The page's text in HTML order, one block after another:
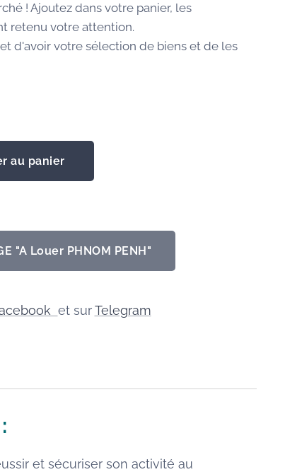
! Ajoutez dans votre panier, les
retenu votre attention.
d'avoir votre sélection de biens et de les
au panier
"A Louer PHNOM PENH"
et surTelegram
et sécuriser son activité au